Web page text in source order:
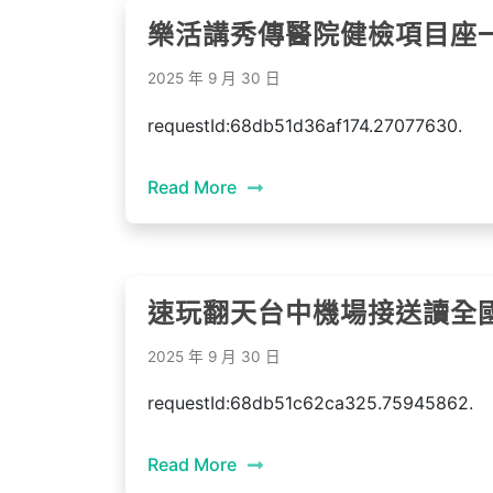
樂活講秀傳醫院健檢項目座
2025 年 9 月 30 日
requestId:68db51d36af174.27077630.
Read More
速玩翻天台中機場接送讀全
2025 年 9 月 30 日
requestId:68db51c62ca325.75945862.
Read More